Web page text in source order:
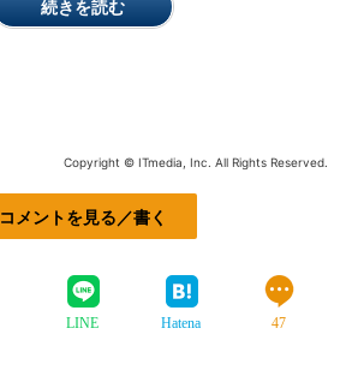
続きを読む
Copyright © ITmedia, Inc. All Rights Reserved.
コメントを見る／書く
LINE Hatena 47